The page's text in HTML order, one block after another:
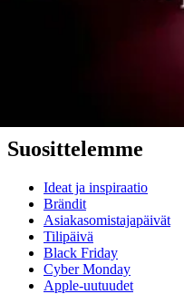
Usein kysytyt
Suosittelemme
Ideat ja inspiraatio
Brändit
Asiakasomistajapäivät
Tilipäivä
Black Friday
Cyber Monday
Apple-uutuudet